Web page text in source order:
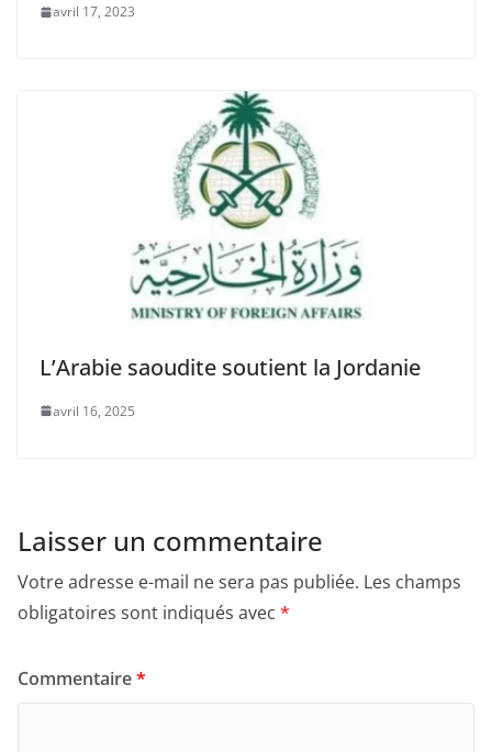
avril 17, 2023
L’Arabie saoudite soutient la Jordanie
avril 16, 2025
Laisser un commentaire
Votre adresse e-mail ne sera pas publiée. Les champs
obligatoires sont indiqués avec *
Commentaire*